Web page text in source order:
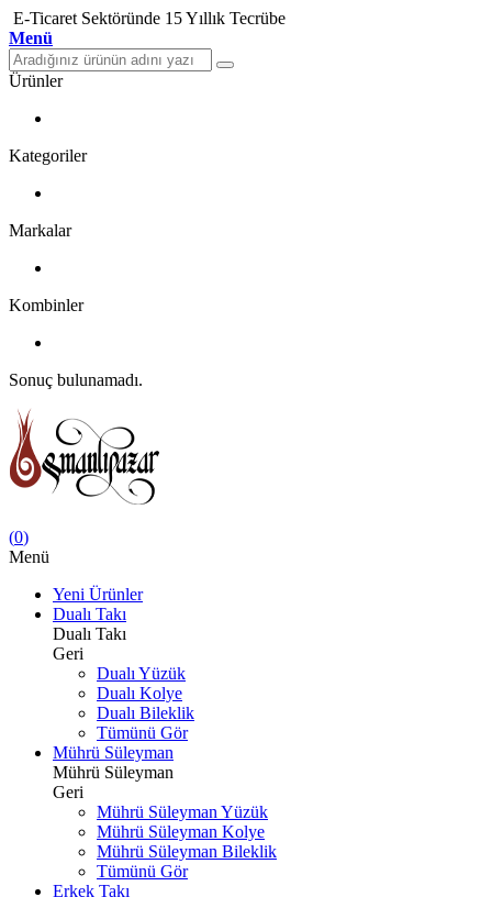
E-Ticaret Sektöründe 15 Yıllık Tecrübe
Menü
Ürünler
Kategoriler
Markalar
Kombinler
Sonuç bulunamadı.
(0)
Menü
Yeni Ürünler
Dualı Takı
Dualı Takı
Geri
Dualı Yüzük
Dualı Kolye
Dualı Bileklik
Tümünü Gör
Mührü Süleyman
Mührü Süleyman
Geri
Mührü Süleyman Yüzük
Mührü Süleyman Kolye
Mührü Süleyman Bileklik
Tümünü Gör
Erkek Takı